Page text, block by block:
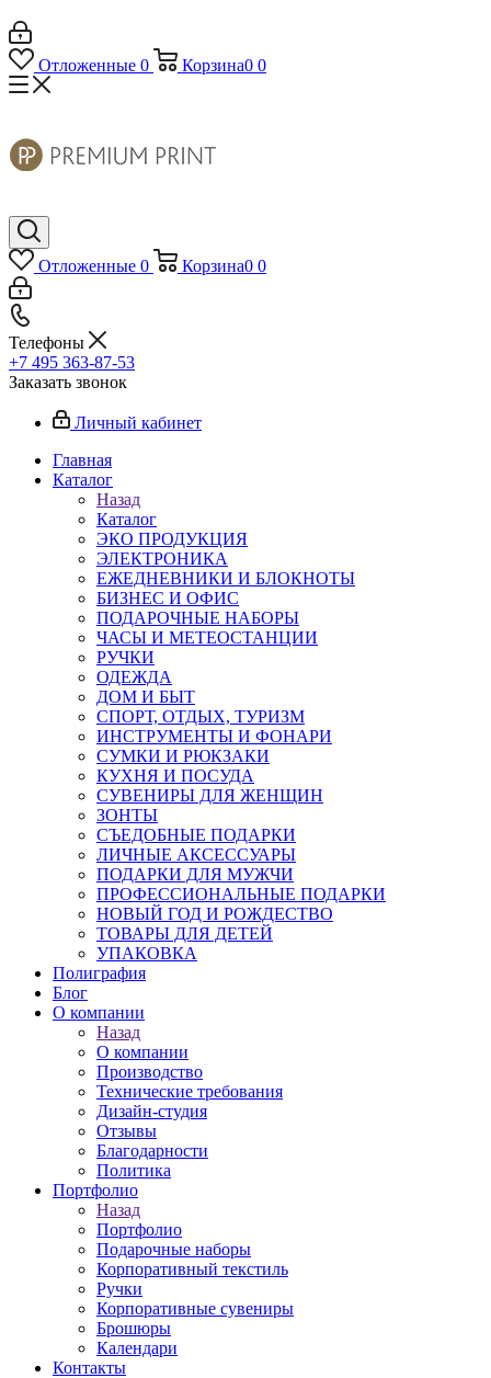
Отложенные 0 Корзина0 0
Отложенные 0 Корзина0 0
Телефоны
+7 495 363-87-53
Заказать звонок
Личный кабинет
Главная
Каталог
Назад
Каталог
ЭКО ПРОДУКЦИЯ
ЭЛЕКТРОНИКА
ЕЖЕДНЕВНИКИ И БЛОКНОТЫ
БИЗНЕС И ОФИС
ПОДАРОЧНЫЕ НАБОРЫ
ЧАСЫ И МЕТЕОСТАНЦИИ
РУЧКИ
ОДЕЖДА
ДОМ И БЫТ
СПОРТ, ОТДЫХ, ТУРИЗМ
ИНСТРУМЕНТЫ И ФОНАРИ
СУМКИ И РЮКЗАКИ
КУХНЯ И ПОСУДА
СУВЕНИРЫ ДЛЯ ЖЕНЩИН
ЗОНТЫ
СЪЕДОБНЫЕ ПОДАРКИ
ЛИЧНЫЕ АКСЕССУАРЫ
ПОДАРКИ ДЛЯ МУЖЧИ
ПРОФЕССИОНАЛЬНЫЕ ПОДАРКИ
НОВЫЙ ГОД И РОЖДЕСТВО
ТОВАРЫ ДЛЯ ДЕТЕЙ
УПАКОВКА
Полиграфия
Блог
О компании
Назад
О компании
Производство
Технические требования
Дизайн-студия
Отзывы
Благодарности
Политика
Портфолио
Назад
Портфолио
Подарочные наборы
Корпоративный текстиль
Ручки
Корпоративные сувениры
Брошюры
Календари
Контакты